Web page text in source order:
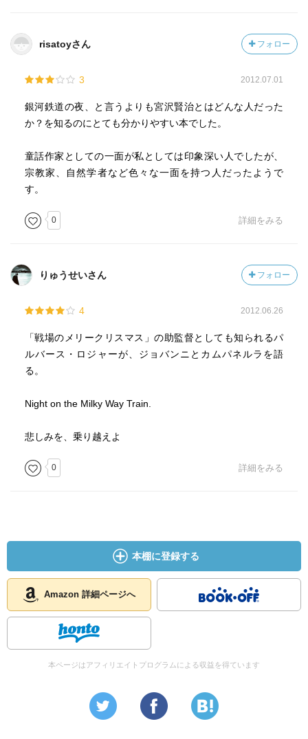
物が人間。生き物を大切に扱わないと人そのものがあやう
くなる。
アメニモマケズ・・・口先だけでなく悲しい人のところに
足を運ぶ。実践の人。個人の苦しみに向き合う。
なってる人々の救済について堅苦しい言葉で説明してもっ
ともらしいことをいうが、彼らの窮状を改善しようという
意志はあまりかんじとれない。足を運ぶこと。実践するこ
賢治のようにストイックにやる必要はないけど、湯浅さん
の１mmでも動かすのように自分のできることを小さくても
ほんとうのさいわいは、一生懸命、人に幸せにすること。
自分を犠牲にしてでも一生懸命やる。そのプロセスが自分
を幸せにする。
自分の内側に銀河を意識していいきていく。（すべてと一
されてる）
いと何をしていいかわからなくなる。
誰かを幸せにするとき何をすればいいか？お金をあげれば
いいか？無限に欲しがる。ザネリのケースでは、カンパネ
ラは自らを犠牲にした。ザネリは衝撃を受け誰かを助ける
だろう。おれはあんなに意地悪だったのに自らを犠牲にし
てたすけてくれた、誰かを今度はたすけように。
続・銀河鉄道の旅があるとしたらその主人公はザネリにな
賢治はものの名前にすごくこだわる。ものの名前をしるこ
を、いかにして乗り越えるか。
き』
『私とあなたは別々の存在ではなく、すべてのものはつな
その考えが銀河鉄道の夜の根底に流れているー。
関東大震災や三陸地震津波を経験していること、
生前は注目されていなかったことなど、初めて知ることが
多かったです。
でも有名じゃないから＝編集者がつかなかったからこそ、
ったことなども知りました。
◇◇◇◇◇◇
小さい頃に影絵で見た、切なく美しい記憶の根幹は『命の
をあらためて原文で読んでみたいと思いました。
risatoyさん フォロー
3 2012.07.01
銀河鉄道の夜、と言うよりも宮沢賢治とはどんな人だった
か？を知るのにとても分かりやすい本でした。
童話作家としての一面が私としては印象深い人でしたが、
宗教家、自然学者など色々な一面を持つ人だったようで
す。
0 詳細をみる
りゅうせいさん フォロー
4 2012.06.26
「戦場のメリークリスマス」の助監督としても知られるパ
ルバース・ロジャーが、ジョバンニとカムパネルラを語
る。
Night on the Milky Way Train.
悲しみを、乗り越えよ
0 詳細をみる
本棚に登録する
Amazon 詳細ページへ
本ページはアフィリエイトプログラムによる収益を得ています